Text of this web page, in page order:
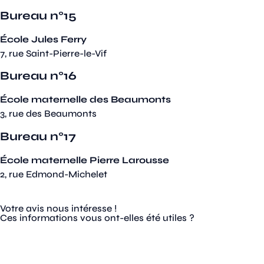
Bureau n°15
École Jules Ferry
7, rue Saint-Pierre-le-Vif
Bureau n°16
École maternelle des Beaumonts
3, rue des Beaumonts
Bureau n°17
École maternelle Pierre Larousse
2, rue Edmond-Michelet
Votre avis nous intéresse !
Ces informations vous ont-elles été utiles ?